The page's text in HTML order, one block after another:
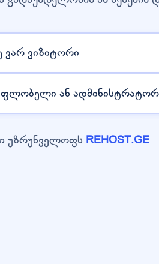
ვარ ვიზიტორი
ან
უზრუნველოფს REHOST.GE